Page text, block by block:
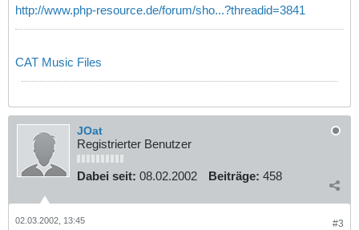
http://www.php-resource.de/forum/sho...?threadid=3841
CAT Music Files
JOat
Registrierter Benutzer
Dabei seit: 08.02.2002 Beiträge: 458
#3
02.03.2002, 13:45